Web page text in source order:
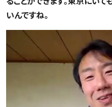
いんですね。